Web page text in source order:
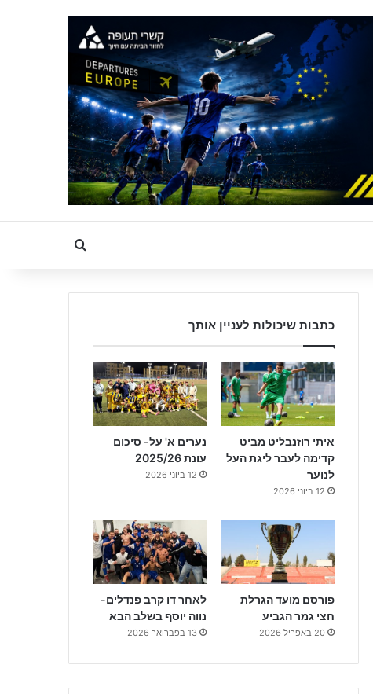
Search for
כתבות שיכולות לעניין אותך
איתי רוזנבליט מביט
קדימה לעבר ליגת העל
לנוער
12 ביוני 2026
נערים א' על- סיכום
עונת 2025/26
12 ביוני 2026
פורסם מועד הגרלת
חצי גמר הגביע
20 באפריל 2026
לאחר דו קרב פנדלים-
נווה יוסף בשלב הבא
13 בפברואר 2026